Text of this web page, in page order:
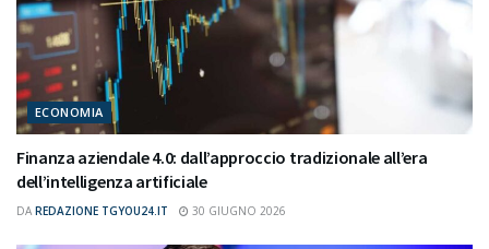
ECONOMIA
Finanza aziendale 4.0: dall’approccio tradizionale all’era
dell’intelligenza artificiale
DA REDAZIONE TGYOU24.IT 30 GIUGNO 2026